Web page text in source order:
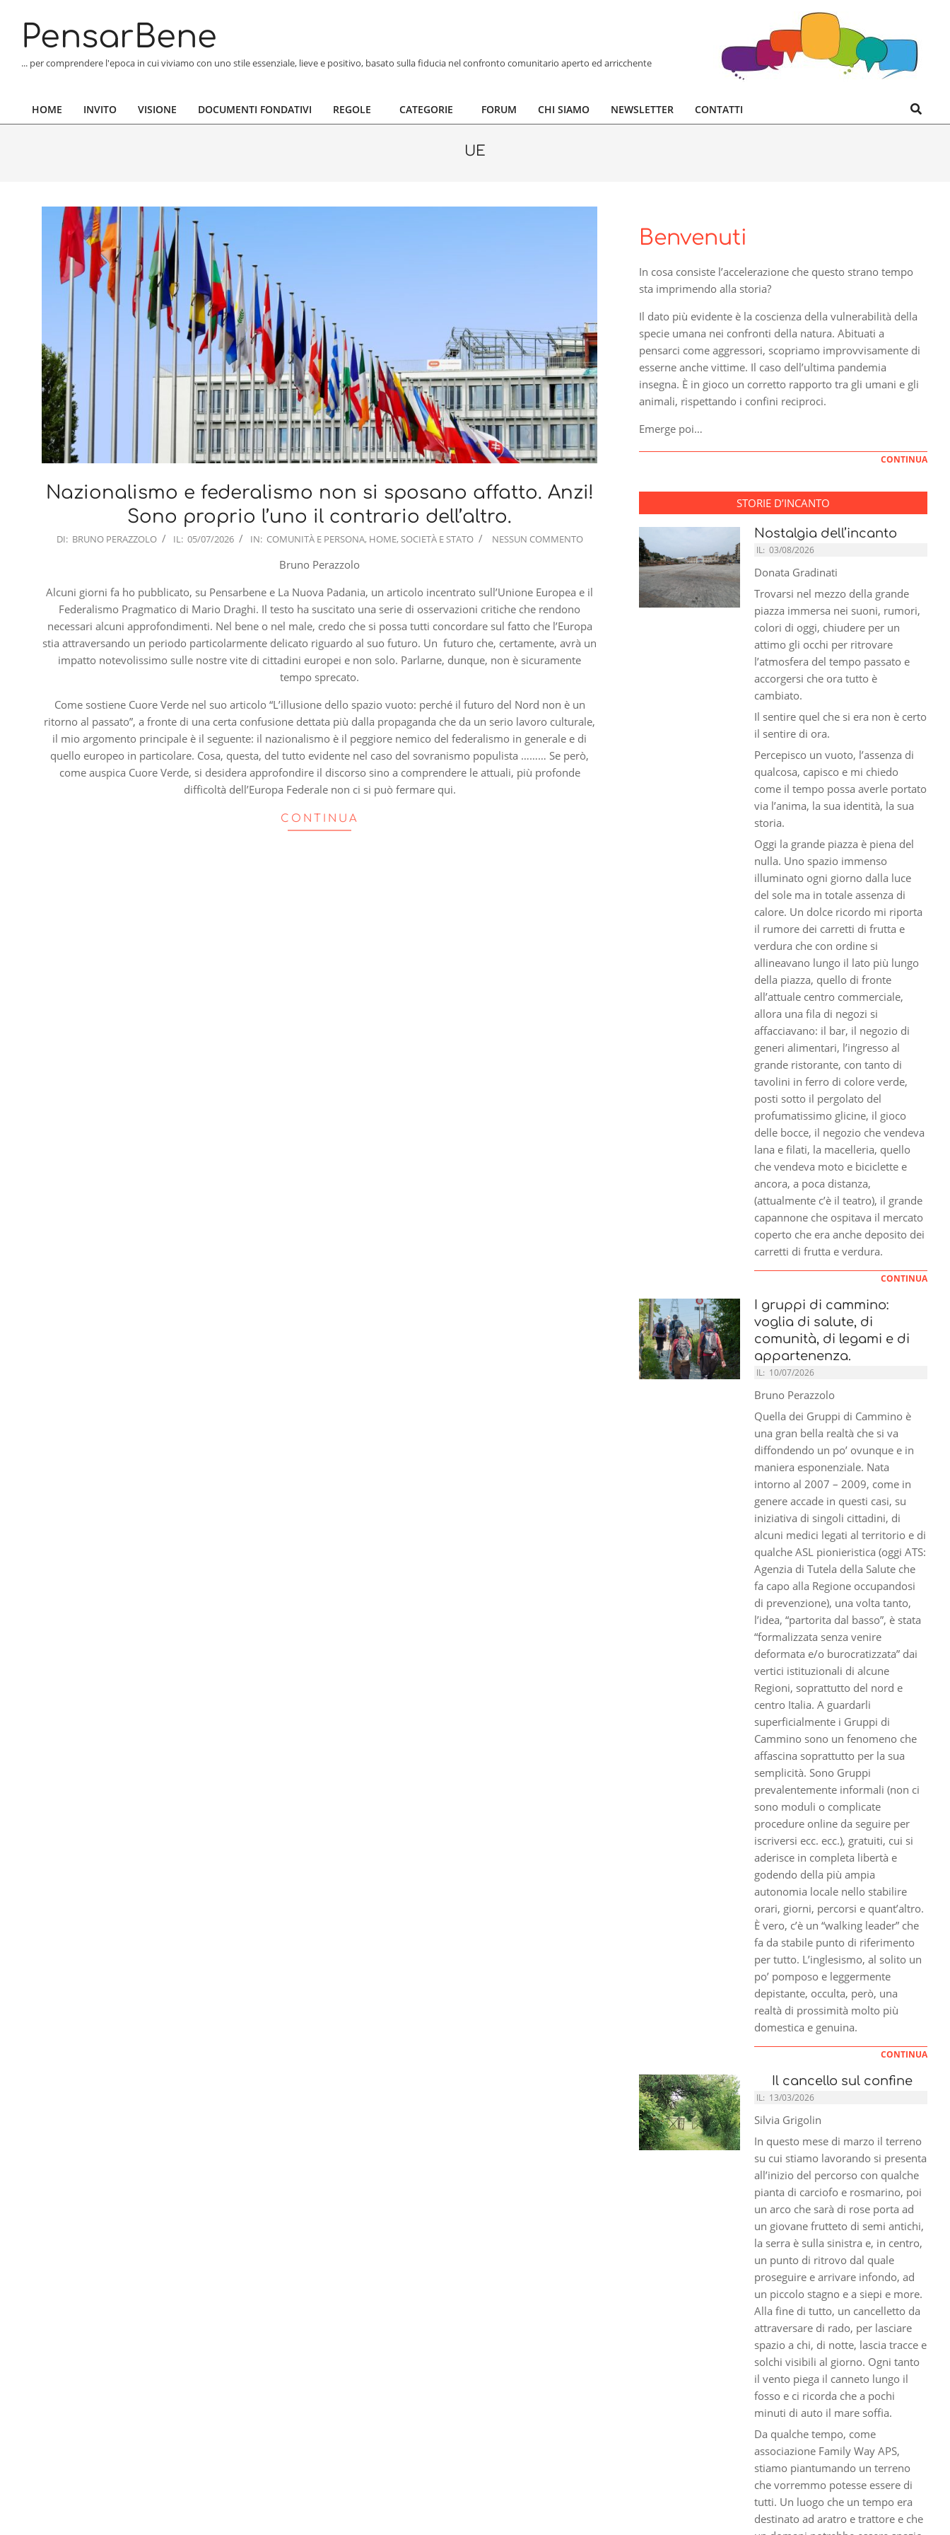
contentPensarBene
... per comprendere l'epoca in cui viviamo con uno stile essenziale, lieve e positivo, basato sulla fiducia nel confronto comunitario aperto ed arricchente
Primary
HOME INVITO VISIONE DOCUMENTI FONDATIVI REGOLE CATEGORIE FORUM CHI SIAMO NEWSLETTER CONTATTI Search
UE
Nazionalismo e federalismo non si sposano affatto. Anzi!
Sono proprio l’uno il contrario dell’altro.
2026-
DI: BRUNO PERAZZOLO IL: 05/07/2026 IN: COMUNITÀ E PERSONA, HOME, SOCIETÀ E STATO NESSUN COMMENTO
Bruno Perazzolo
Alcuni giorni fa ho pubblicato, su Pensarbene e La Nuova Padania, un articolo incentrato sull’Unione Europea e il
Federalismo Pragmatico di Mario Draghi. Il testo ha suscitato una serie di osservazioni critiche che rendono
necessari alcuni approfondimenti. Nel bene o nel male, credo che si possa tutti concordare sul fatto che l’Europa
stia attraversando un periodo particolarmente delicato riguardo al suo futuro. Un futuro che, certamente, avrà un
impatto notevolissimo sulle nostre vite di cittadini europei e non solo. Parlarne, dunque, non è sicuramente
tempo sprecato.
Come sostiene Cuore Verde nel suo articolo “L’illusione dello spazio vuoto: perché il futuro del Nord non è un
ritorno al passato”, a fronte di una certa confusione dettata più dalla propaganda che da un serio lavoro culturale,
il mio argomento principale è il seguente: il nazionalismo è il peggiore nemico del federalismo in generale e di
quello europeo in particolare. Cosa, questa, del tutto evidente nel caso del sovranismo populista ……… Se però,
come auspica Cuore Verde, si desidera approfondire il discorso sino a comprendere le attuali, più profonde
difficoltà dell’Europa Federale non ci si può fermare qui.
CONTINUA
Benvenuti
In cosa consiste l’accelerazione che questo strano tempo
sta imprimendo alla storia?
Il dato più evidente è la coscienza della vulnerabilità della
specie umana nei confronti della natura. Abituati a
pensarci come aggressori, scopriamo improvvisamente di
esserne anche vittime. Il caso dell’ultima pandemia
insegna. È in gioco un corretto rapporto tra gli umani e gli
animali, rispettando i confini reciproci.
Emerge poi…
CONTINUA
STORIE D’INCANTO
Nostalgia dell’incanto
IL: 03/08/2026
Donata Gradinati
Trovarsi nel mezzo della grande
piazza immersa nei suoni, rumori,
colori di oggi, chiudere per un
attimo gli occhi per ritrovare
l’atmosfera del tempo passato e
accorgersi che ora tutto è
cambiato.
Il sentire quel che si era non è certo
il sentire di ora.
Percepisco un vuoto, l’assenza di
qualcosa, capisco e mi chiedo
come il tempo possa averle portato
via l’anima, la sua identità, la sua
storia.
Oggi la grande piazza è piena del
nulla. Uno spazio immenso
illuminato ogni giorno dalla luce
del sole ma in totale assenza di
calore. Un dolce ricordo mi riporta
il rumore dei carretti di frutta e
verdura che con ordine si
allineavano lungo il lato più lungo
della piazza, quello di fronte
all’attuale centro commerciale,
allora una fila di negozi si
affacciavano: il bar, il negozio di
generi alimentari, l’ingresso al
grande ristorante, con tanto di
tavolini in ferro di colore verde,
posti sotto il pergolato del
profumatissimo glicine, il gioco
delle bocce, il negozio che vendeva
lana e filati, la macelleria, quello
che vendeva moto e biciclette e
ancora, a poca distanza,
(attualmente c’è il teatro), il grande
capannone che ospitava il mercato
coperto che era anche deposito dei
carretti di frutta e verdura.
CONTINUA
I gruppi di cammino:
voglia di salute, di
comunità, di legami e di
appartenenza.
IL: 10/07/2026
Bruno Perazzolo
Quella dei Gruppi di Cammino è
una gran bella realtà che si va
diffondendo un po’ ovunque e in
maniera esponenziale. Nata
intorno al 2007 – 2009, come in
genere accade in questi casi, su
iniziativa di singoli cittadini, di
alcuni medici legati al territorio e di
qualche ASL pionieristica (oggi ATS:
Agenzia di Tutela della Salute che
fa capo alla Regione occupandosi
di prevenzione), una volta tanto,
l’idea, “partorita dal basso”, è stata
“formalizzata senza venire
deformata e/o burocratizzata” dai
vertici istituzionali di alcune
Regioni, soprattutto del nord e
centro Italia. A guardarli
superficialmente i Gruppi di
Cammino sono un fenomeno che
affascina soprattutto per la sua
semplicità. Sono Gruppi
prevalentemente informali (non ci
sono moduli o complicate
procedure online da seguire per
iscriversi ecc. ecc.), gratuiti, cui si
aderisce in completa libertà e
godendo della più ampia
autonomia locale nello stabilire
orari, giorni, percorsi e quant’altro.
È vero, c’è un “walking leader” che
fa da stabile punto di riferimento
per tutto. L’inglesismo, al solito un
po’ pomposo e leggermente
depistante, occulta, però, una
realtà di prossimità molto più
domestica e genuina.
CONTINUA
Il cancello sul confine
IL: 13/03/2026
Silvia Grigolin
In questo mese di marzo il terreno
su cui stiamo lavorando si presenta
all’inizio del percorso con qualche
pianta di carciofo e rosmarino, poi
un arco che sarà di rose porta ad
un giovane frutteto di semi antichi,
la serra è sulla sinistra e, in centro,
un punto di ritrovo dal quale
proseguire e arrivare infondo, ad
un piccolo stagno e a siepi e more.
Alla fine di tutto, un cancelletto da
attraversare di rado, per lasciare
spazio a chi, di notte, lascia tracce e
solchi visibili al giorno. Ogni tanto
il vento piega il canneto lungo il
fosso e ci ricorda che a pochi
minuti di auto il mare soffia.
Da qualche tempo, come
associazione Family Way APS,
stiamo piantumando un terreno
che vorremmo potesse essere di
tutti. Un luogo che un tempo era
destinato ad aratro e trattore e che